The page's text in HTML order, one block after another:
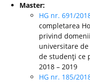
Master:
HG nr. 691/
completarea
privind
universitare
de studenţi ce
2018 – 2019
HG nr. 185/